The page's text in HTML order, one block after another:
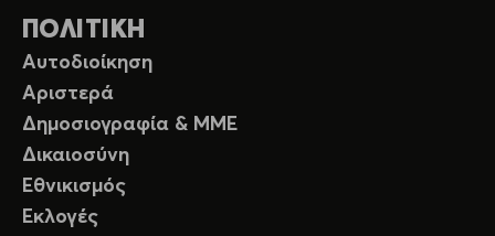
ΠΟΛΙΤΙΚΗ
Αυτοδιοίκηση
Αριστερά
Δημοσιογραφία & ΜΜΕ
Δικαιοσύνη
Εθνικισμός
Εκλογές